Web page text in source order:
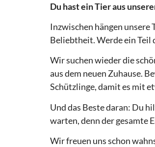
Du hast ein Tier aus
Inzwischen hängen
Beliebtheit. Werde ein Teil
Wir suchen wieder die
aus dem neuen Zuhause.
Schützlinge, damit es mit
Und das Beste daran: Du
warten, denn der gesamte
Wir freuen uns schon